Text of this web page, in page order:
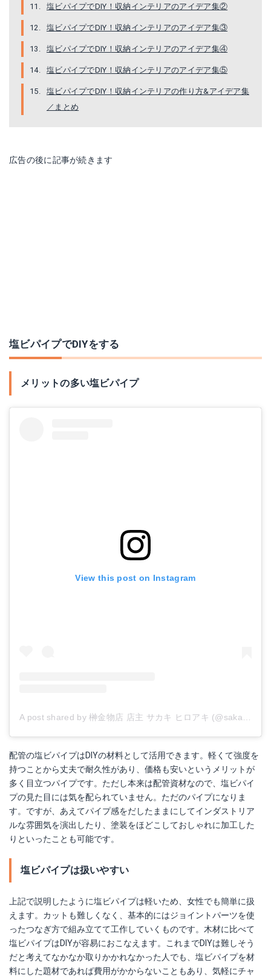
塩ビパイプでDIY！収納インテリアのアイデア集②
塩ビパイプでDIY！収納インテリアのアイデア集③
塩ビパイプでDIY！収納インテリアのアイデア集④
塩ビパイプでDIY！収納インテリアのアイデア集⑤
塩ビパイプでDIY！収納インテリアの作り方&アイデア集
／まとめ
広告の後に記事が続きます
塩ビパイプでDIYをする
メリットの多い塩ビパイプ
View this post on Instagram
A post shared by 榊金物店 店主 サカキ ヒロアキ (@sakaki_kanamonoten)
配管の塩ビパイプはDIYの材料として活用できます。軽くて強度を
持つことから丈夫で耐久性があり、価格も安いというメリットが
多く目立つパイプです。ただし本来は配管資材なので、塩ビパイ
プの見た目には気を配られていません。ただのパイプになりま
す。ですが、あえてパイプ感をだしたままにしてインダストリア
ルな雰囲気を演出したり、塗装をほどこしておしゃれに加工した
りといったことも可能です。
塩ビパイプは扱いやすい
上記で説明したように塩ビパイプは軽いため、女性でも簡単に扱
えます。カットも難しくなく、基本的にはジョイントパーツを使
ったつなぎ方で組み立てて工作していくものです。木材に比べて
塩ビパイプはDIYが容易におこなえます。これまでDIYは難しそう
だと考えてなかなか取りかかれなかった人でも、塩ビパイプを材
料にした題材であれば費用がかからないこともあり、気軽にチャ